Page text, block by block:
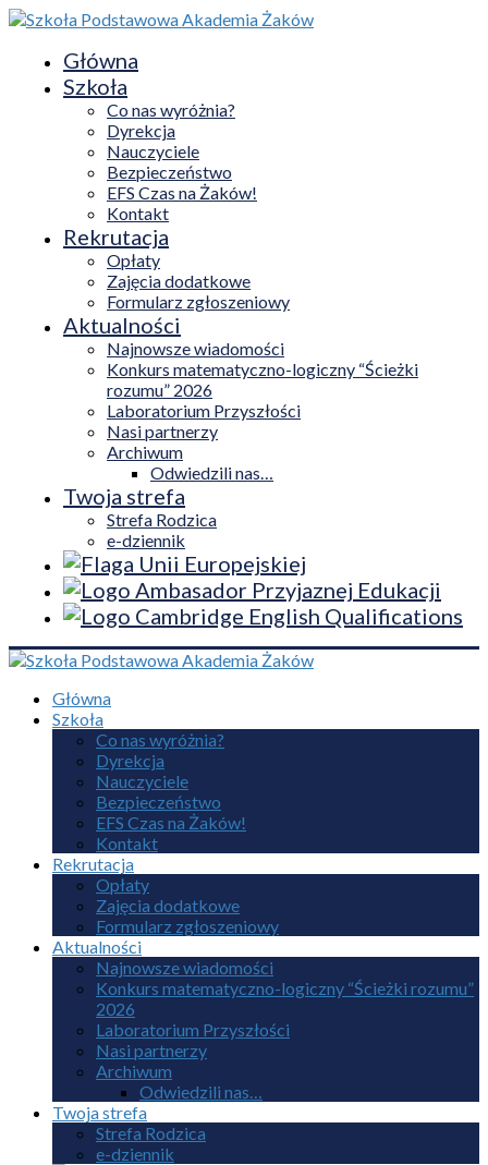
Główna
Szkoła
Co nas wyróżnia?
Dyrekcja
Nauczyciele
Bezpieczeństwo
EFS Czas na Żaków!
Kontakt
Rekrutacja
Opłaty
Zajęcia dodatkowe
Formularz zgłoszeniowy
Aktualności
Najnowsze wiadomości
Konkurs matematyczno-logiczny “Ścieżki
rozumu” 2026
Laboratorium Przyszłości
Nasi partnerzy
Archiwum
Odwiedzili nas…
Twoja strefa
Strefa Rodzica
e-dziennik
Główna
Szkoła
Co nas wyróżnia?
Dyrekcja
Nauczyciele
Bezpieczeństwo
EFS Czas na Żaków!
Kontakt
Rekrutacja
Opłaty
Zajęcia dodatkowe
Formularz zgłoszeniowy
Aktualności
Najnowsze wiadomości
Konkurs matematyczno-logiczny “Ścieżki rozumu”
2026
Laboratorium Przyszłości
Nasi partnerzy
Archiwum
Odwiedzili nas…
Twoja strefa
Strefa Rodzica
e-dziennik